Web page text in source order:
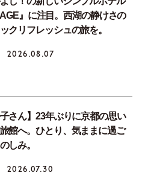
』に注目。西湖の静けさの
クリフレッシュの旅を。
2026.08.07
子さん】23年ぶりに京都の思い
館へ。ひとり、気ままに過ご
しみ。
2026.07.30